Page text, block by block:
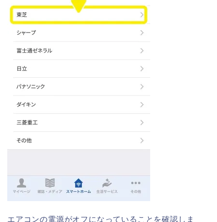
エアコンの電源がオフになっていることを確認しま